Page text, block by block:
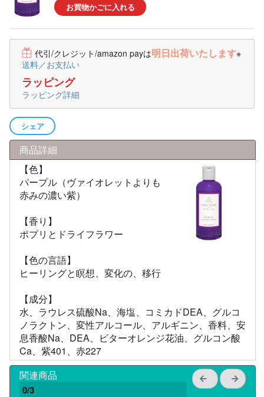
お買物かごに入れる
代引/クレジット/amazon payは明日出荷いたします※
送料／お支払い
ラッピング
ラッピング詳細
シェア
商品詳細
【色】
パープル（ヴァイオレットよりも
赤みの濃い紫）
【香り】
ポプリとドライフラワー
【色の言語】
ヒーリングと瞑想、変化の、移行
【成分】
水、ラウレス硫酸Na、海塩、コミカドDEA、グルコ
ノラクトン、変性アルコール、アルギニン、香料、安
息香酸Na、DEA、ビターオレンジ花油、グルコン酸
Ca、紫401、赤227
関連商品
0/3